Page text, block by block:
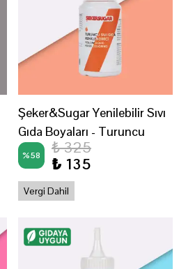
Şeker&Sugar Yenilebilir Sıvı
Gıda Boyaları - Turuncu
%58
₺ 325
₺ 135
Vergi Dahil